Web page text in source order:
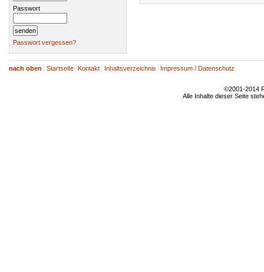
Passwort
Passwort vergessen?
nach oben Startseite Kontakt Inhaltsverzeichnis Impressum / Datenschutz
©2001-2014
Alle Inhalte dieser Seite